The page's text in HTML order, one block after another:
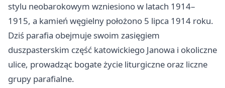
stylu neobarokowym wzniesiono w latach 1914–
1915, a kamień węgielny położono 5 lipca 1914 roku.
Dziś parafia obejmuje swoim zasięgiem
duszpasterskim część katowickiego Janowa i okoliczne
ulice, prowadząc bogate życie liturgiczne oraz liczne
grupy parafialne.